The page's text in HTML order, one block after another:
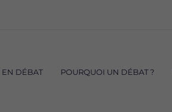
EN DÉBAT POURQUOI UN DÉBAT ?